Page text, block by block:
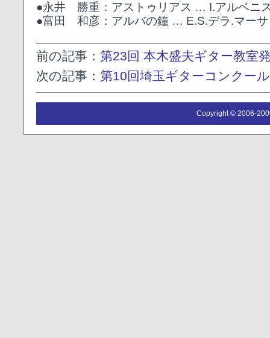
●永井 勝重：アストゥリアス … I.アルベニ
●富田 和彦：アルバの鐘 … E.S.デラ.マーサ
前の記事： 第23回 本木盛夫ギター教室
次の記事： 第10回埼玉ギターコンクー
Copyright © 2006-